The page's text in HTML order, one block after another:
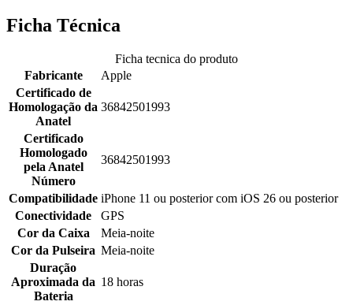
Ficha Técnica
Ficha tecnica do produto
Fabricante
Apple
Certificado de
Homologação da
Anatel
36842501993
Certificado
Homologado
pela Anatel
Número
36842501993
Compatibilidade iPhone 11 ou posterior com iOS 26 ou posterior
Conectividade
GPS
Cor da Caixa
Meia-noite
Cor da Pulseira Meia-noite
Duração
Aproximada da
Bateria
18 horas